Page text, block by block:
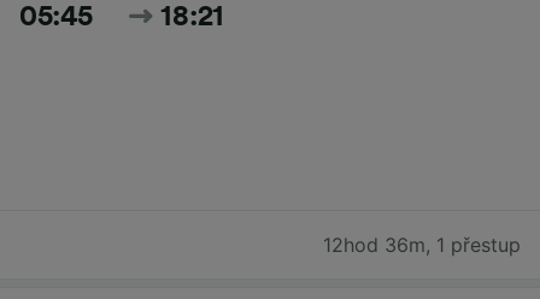
05:45 18:21
12hod 36m, 1 přestup